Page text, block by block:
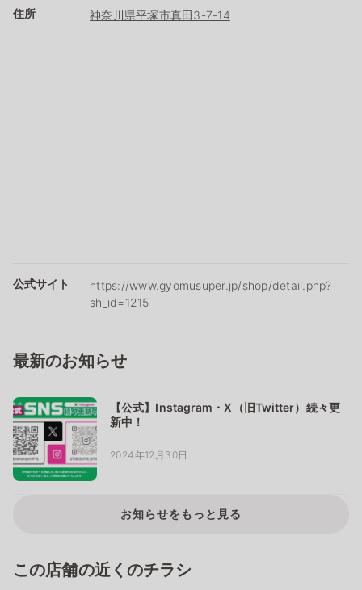
住所 神奈川県平塚市真田3-7-14
公式サイト
https://www.gyomusuper.jp/shop/detail.php?
sh_id=1215
最新のお知らせ
【公式】Instagram・X（旧Twitter）続々更
新中！
2024年12月30日
お知らせをもっと見る
この店舗の近くのチラシ